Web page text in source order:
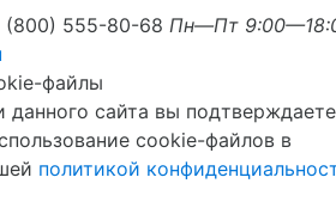
(800) 555-80-68 Пн—Пт
файлы
данного сайта вы подтверждаете
cookie-файлов в
политикой